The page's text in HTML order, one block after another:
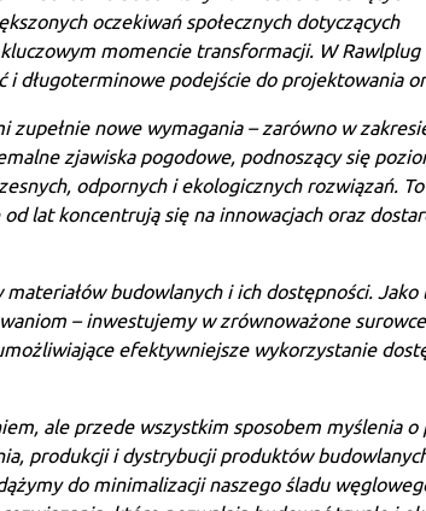
oczekiwań społecznych dotyczących
momencie transformacji. W
długoterminowe podejście do projektowania
nowe wymagania – zarówno w
zjawiska pogodowe, podnoszący się
odpornych i ekologicznych rozwiązań.
lat koncentrują się na innowacjach oraz
budowlanych i ich dostępności. Jako
– inwestujemy w zrównoważone
efektywniejsze wykorzystanie
ale przede wszystkim sposobem myślenia o
produkcji i dystrybucji produktów
do minimalizacji naszego śladu